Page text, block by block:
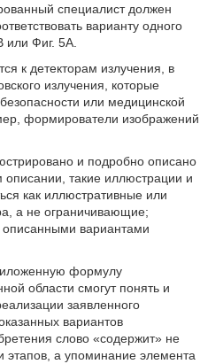
специалист должен
варианту одного
или Фиг. 5А.
к детекторам излучения, в
излучения, которые
или медицинской
формирователи изображений
и подробно описано
такие иллюстрации и
как иллюстративные или
а не ограничивающие;
описанными вариантами
формулу
области смогут понять и
заявленного
вариантов
слово «содержит» не
этапов, а упоминание элемента